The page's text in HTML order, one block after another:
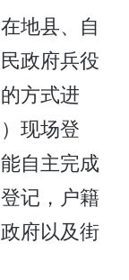
地县、自
政府兵役
方式进
现场登
自主完成
记，户籍
府以及街